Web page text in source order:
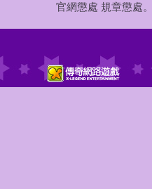
官網懲處 規章懲處